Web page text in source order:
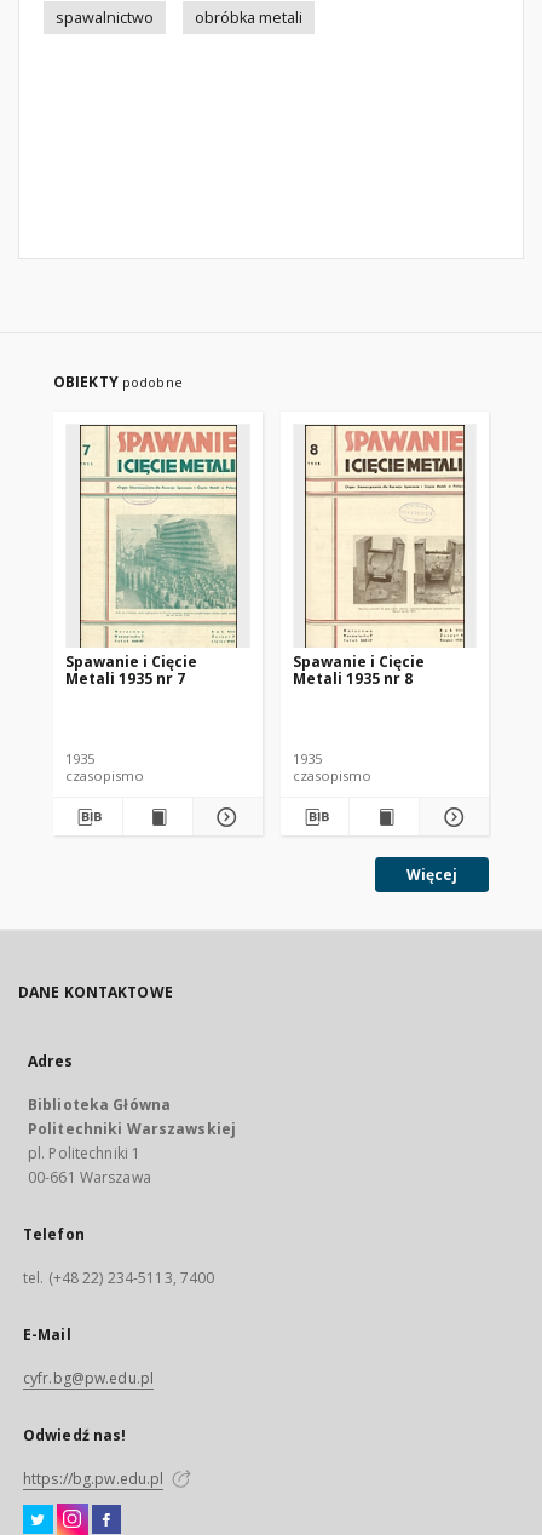
spawalnictwo
obróbka metali
OBIEKTY podobne
Spawanie i Cięcie
Metali 1935 nr 7
1935
czasopismo
Spawanie i Cięcie
Metali 1935 nr 8
1935
czasopismo
Więcej
DANE KONTAKTOWE
Adres
Biblioteka Główna
Politechniki Warszawskiej
pl. Politechniki 1
00-661 Warszawa
Telefon
tel. (+48 22) 234-5113, 7400
E-Mail
cyfr.bg@pw.edu.pl
Odwiedź nas!
https://bg.pw.edu.pl